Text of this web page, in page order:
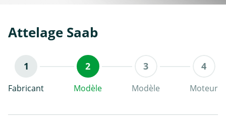
Attelage Saab
Fabricant Modèle Modèle Moteur